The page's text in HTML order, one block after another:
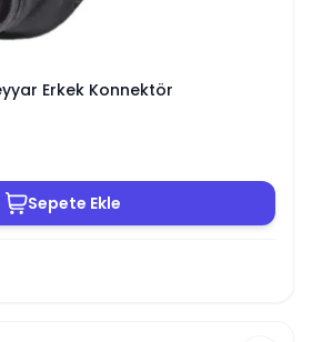
Erkek Konnektör
Sepete Ekle